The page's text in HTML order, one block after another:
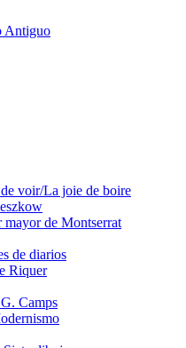
Antiguo
voir/La joie de boire
de Montserrat
de diarios
Riquer
Camps